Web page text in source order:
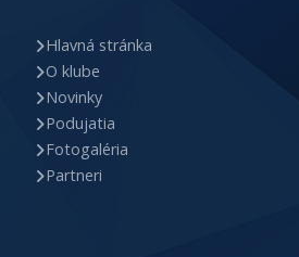
Hlavná stránka
O klube
Novinky
Podujatia
Fotogaléria
Partneri